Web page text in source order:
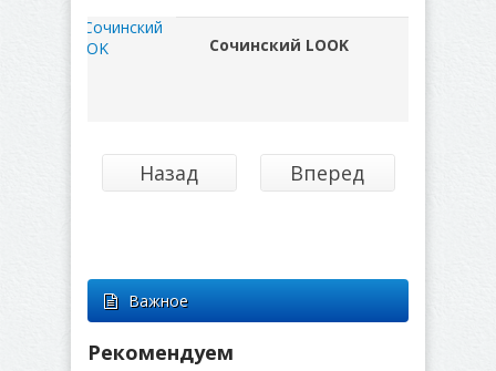
Сочинский LOOK
Назад Вперед
Важное
Рекомендуем